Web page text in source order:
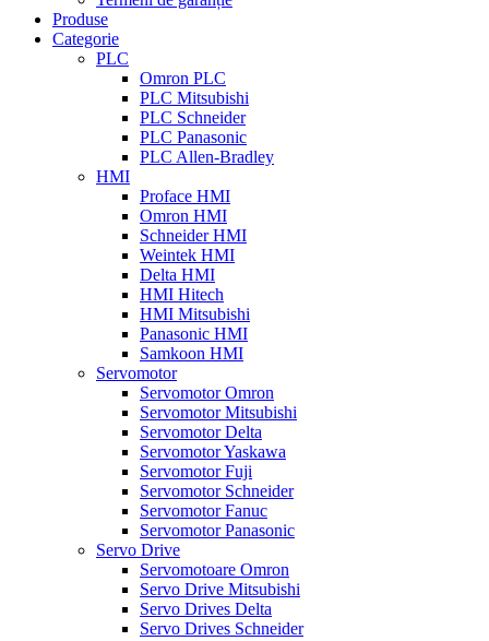
Produse
Categorie
PLC
Omron PLC
PLC Mitsubishi
PLC Schneider
PLC Panasonic
PLC Allen-Bradley
HMI
Proface HMI
Omron HMI
Schneider HMI
Weintek HMI
Delta HMI
HMI Hitech
HMI Mitsubishi
Panasonic HMI
Samkoon HMI
Servomotor
Servomotor Omron
Servomotor Mitsubishi
Servomotor Delta
Servomotor Yaskawa
Servomotor Fuji
Servomotor Schneider
Servomotor Fanuc
Servomotor Panasonic
Servo Drive
Servomotoare Omron
Servo Drive Mitsubishi
Servo Drives Delta
Servo Drives Schneider